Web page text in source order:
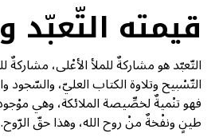
قيمته التّعبّد
التّعبّد هو مشاركةٌ للملأ الأعْلى،
التّسْبيح وتلاوة الكتاب العليّ، والسّجود
فهو تنْميةٌ لخصِّيصة الملائكة، وهي
طينٍ ونفْخةٌ منْ روح الله، وهذا حقّ الرّوح.